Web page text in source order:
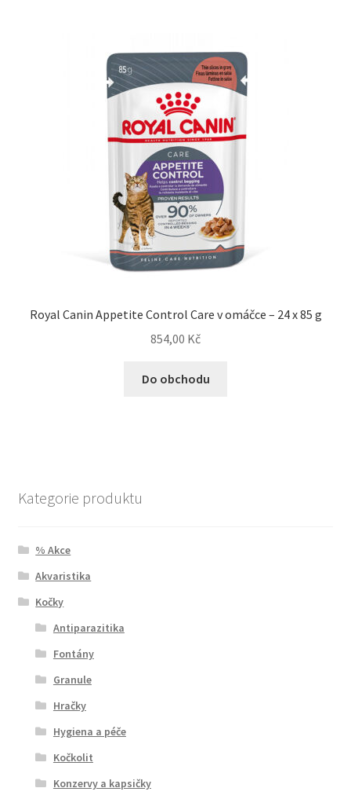
Royal Canin Appetite Control Care v omáčce – 24 x 85 g
854,00 Kč
Do obchodu
Kategorie produktu
% Akce
Akvaristika
Kočky
Antiparazitika
Fontány
Granule
Hračky
Hygiena a péče
Kočkolit
Konzervy a kapsičky